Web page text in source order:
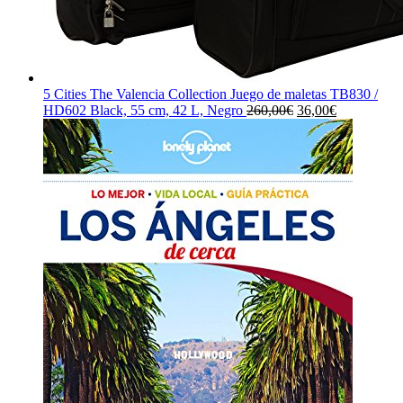
5 Cities The Valencia Collection Juego de maletas TB830 /
HD602 Black, 55 cm, 42 L, Negro 260,00€ El
precio
original
era:
260,00€.
36,00€El
precio
actual
es:
36,00€.